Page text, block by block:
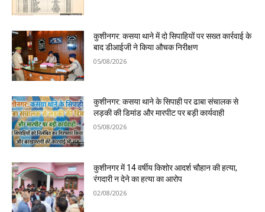
कुशीनगर: कसया थाने में दो सिपाहियों पर सख्त कार्रवाई के
बाद डीआईजी ने किया औचक निरीक्षण
05/08/2026
कुशीनगर: कसया थाने के सिपाही पर ढाबा संचालक से
लड़की की डिमांड और मारपीट पर बड़ी कार्यवाही
05/08/2026
कुशीनगर में 14 वर्षीय किशोर आदर्श चौहान की हत्या,
रंगदारी न देने का हत्या का आरोप
02/08/2026